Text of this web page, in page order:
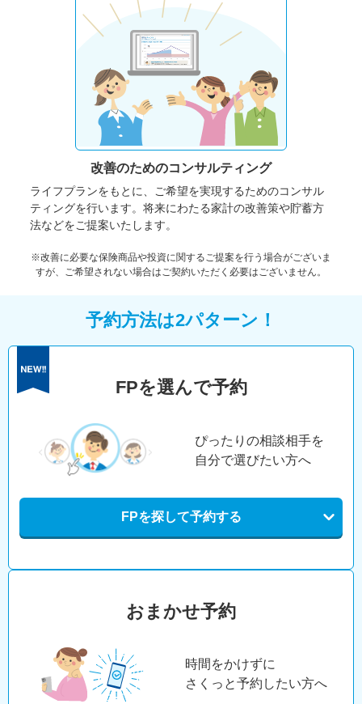
改善のためのコンサルティング
ライフプランをもとに、ご希望を実現するためのコンサル
ティングを行います。将来にわたる家計の改善策や貯蓄方
法などをご提案いたします。
※改善に必要な保険商品や投資に関するご提案を行う場合がございま
すが、ご希望されない場合はご契約いただく必要はございません。
予約方法は2パターン！
FPを選んで予約
ぴったりの相談相手を
自分で選びたい方へ
FPを探して予約する
おまかせ予約
時間をかけずに
さくっと予約したい方へ